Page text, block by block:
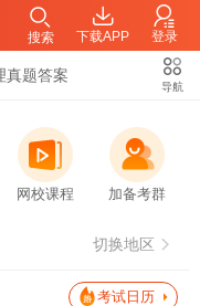
下载APP 登录
搜索
真题答案
导航
网校课程 加备考群
切换地区
考试日历